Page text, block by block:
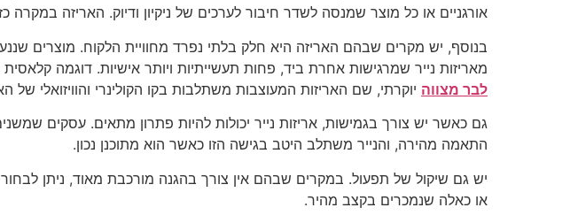
אורגניים או כל מוצר שמנסה לשדר חיבור לערכים של ניקיון ודיוק. האריזה
בנוסף, יש מקרים שבהם האריזה היא חלק בלתי נפרד מחוויית הלקוח. מוצרים
מאריזות נייר שמרגישות אחרת ביד, פחות תעשייתיות ויותר אישיות. דוגמה
לבר מצווה יוקרתי, שם האריזות המעוצבות משתלבות בקו הקולינרי והוויזואלי
גם כאשר יש צורך בגמישות, אריזות נייר יכולות להיות פתרון מתאים. עסקים
התאמה מהירה, והנייר משתלב היטב בגישה הזו כאשר הוא מתוכנן נכון.
יש גם שיקול של תפעול. במקרים שבהם אין צורך בהגנה מורכבת מאוד, ניתן לבחור
או כאלה שנמכרים בקצב מהיר.